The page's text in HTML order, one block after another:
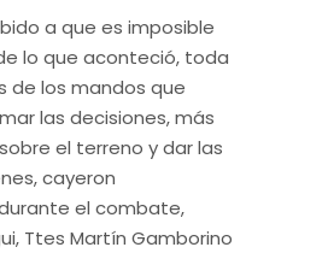
a que es imposible
lo que aconteció, toda
de los mandos que
las decisiones, más
el terreno y dar las
cayeron
el combate,
Ttes Martín Gamborino